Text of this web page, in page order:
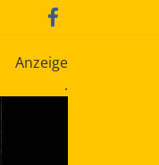
Anzeige
.